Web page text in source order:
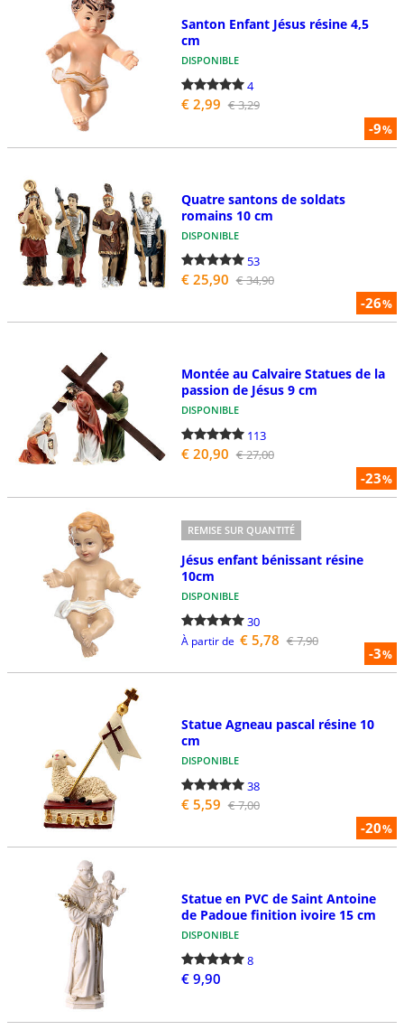
-9%
Santon Enfant Jésus résine 4,5
cm
DISPONIBLE
4
€ 2,99 € 3,29
-26%
Quatre santons de soldats
romains 10 cm
DISPONIBLE
53
€ 25,90 € 34,90
-23%
Montée au Calvaire Statues de la
passion de Jésus 9 cm
DISPONIBLE
113
€ 20,90 € 27,00
-3%
REMISE SUR QUANTITÉ
Jésus enfant bénissant résine
10cm
DISPONIBLE
30
À partir de € 5,78 € 7,90
-20%
Statue Agneau pascal résine 10
cm
DISPONIBLE
38
€ 5,59 € 7,00
Statue en PVC de Saint Antoine
de Padoue finition ivoire 15 cm
DISPONIBLE
8
€ 9,90